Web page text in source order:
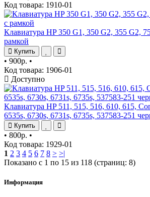
Код товара: 1910-01
Клавиатура HP 350 G1, 350 G2, 355 G2,
рамкой
Купить
• 900р. •
Код товара: 1906-01
Доступно
Клавиатура HP 511, 515, 516, 610, 615,
6535s, 6730s, 6731s, 6735s, 537583-251
Купить
• 800р. •
Код товара: 1929-01
1 2 3 4 5 6 7 8 > >|
Показано с 1 по 15 из 118 (страниц: 8)
Информация